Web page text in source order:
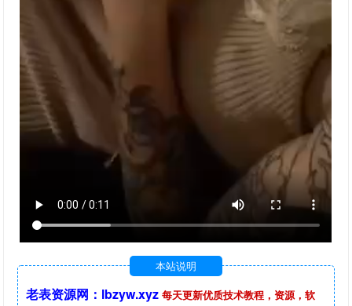
本站说明
老表资源网：lbzyw.xyz 每天更新优质技术教程，资源，软